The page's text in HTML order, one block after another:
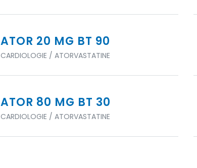
ATOR 20 MG BT 90
CARDIOLOGIE / ATORVASTATINE
ATOR 80 MG BT 30
CARDIOLOGIE / ATORVASTATINE